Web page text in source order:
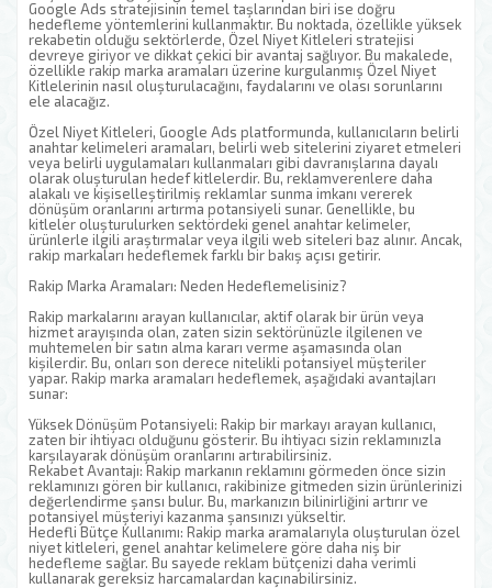
Google Ads stratejisinin temel taşlarından biri ise doğru
hedefleme yöntemlerini kullanmaktır. Bu noktada, özellikle yüksek
rekabetin olduğu sektörlerde, Özel Niyet Kitleleri stratejisi
devreye giriyor ve dikkat çekici bir avantaj sağlıyor. Bu makalede,
özellikle rakip marka aramaları üzerine kurgulanmış Özel Niyet
Kitlelerinin nasıl oluşturulacağını, faydalarını ve olası sorunlarını
ele alacağız.
Özel Niyet Kitleleri, Google Ads platformunda, kullanıcıların belirli
anahtar kelimeleri aramaları, belirli web sitelerini ziyaret etmeleri
veya belirli uygulamaları kullanmaları gibi davranışlarına dayalı
olarak oluşturulan hedef kitlelerdir. Bu, reklamverenlere daha
alakalı ve kişiselleştirilmiş reklamlar sunma imkanı vererek
dönüşüm oranlarını artırma potansiyeli sunar. Genellikle, bu
kitleler oluşturulurken sektördeki genel anahtar kelimeler,
ürünlerle ilgili araştırmalar veya ilgili web siteleri baz alınır. Ancak,
rakip markaları hedeflemek farklı bir bakış açısı getirir.
Rakip Marka Aramaları: Neden Hedeflemelisiniz?
Rakip markalarını arayan kullanıcılar, aktif olarak bir ürün veya
hizmet arayışında olan, zaten sizin sektörünüzle ilgilenen ve
muhtemelen bir satın alma kararı verme aşamasında olan
kişilerdir. Bu, onları son derece nitelikli potansiyel müşteriler
yapar. Rakip marka aramaları hedeflemek, aşağıdaki avantajları
sunar:
Yüksek Dönüşüm Potansiyeli: Rakip bir markayı arayan kullanıcı,
zaten bir ihtiyacı olduğunu gösterir. Bu ihtiyacı sizin reklamınızla
karşılayarak dönüşüm oranlarını artırabilirsiniz.
Rekabet Avantajı: Rakip markanın reklamını görmeden önce sizin
reklamınızı gören bir kullanıcı, rakibinize gitmeden sizin ürünlerinizi
değerlendirme şansı bulur. Bu, markanızın bilinirliğini artırır ve
potansiyel müşteriyi kazanma şansınızı yükseltir.
Hedefli Bütçe Kullanımı: Rakip marka aramalarıyla oluşturulan özel
niyet kitleleri, genel anahtar kelimelere göre daha niş bir
hedefleme sağlar. Bu sayede reklam bütçenizi daha verimli
kullanarak gereksiz harcamalardan kaçınabilirsiniz.